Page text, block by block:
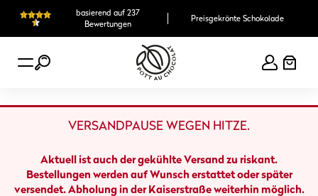
basierend auf 237
Bewertungen
Preisgekrönte Schokolade
VERSANDPAUSE WEGEN HITZE.
Aktuell ist auch der gekühlte Versand zu riskant.
Bestellungen werden auf Wunsch erstattet oder später
versendet. Abholung in der Kaiserstraße weiterhin möglich.